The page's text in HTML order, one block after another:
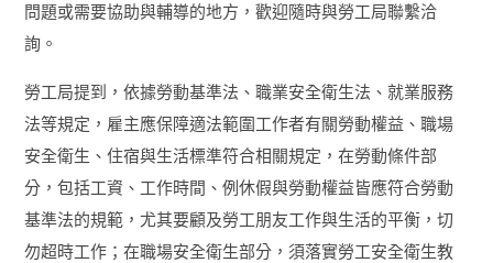
問題或需要協助與輔導的地方，歡迎隨時與勞工局聯繫洽
詢。
勞工局提到，依據勞動基準法、職業安全衛生法、就業服務
法等規定，雇主應保障適法範圍工作者有關勞動權益、職場
安全衛生、住宿與生活標準符合相關規定，在勞動條件部
分，包括工資、工作時間、例休假與勞動權益皆應符合勞動
基準法的規範，尤其要顧及勞工朋友工作與生活的平衡，切
勿超時工作；在職場安全衛生部分，須落實勞工安全衛生教